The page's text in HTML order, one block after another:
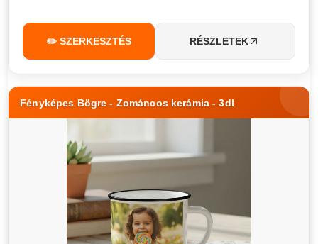
✏️ SZERKESZTÉS RÉSZLETEK
Fényképes Bögre - Zománcos kerámia - 3dl